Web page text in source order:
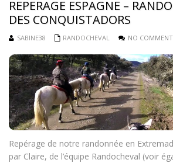
REPERAGE ESPAGNE –
DES CONQUISTADORS
SABINE38 RANDOCHEVAL NO COMMENT
Repérage de notre randonnée en
par Claire, de l’équipe Randocheval (voir